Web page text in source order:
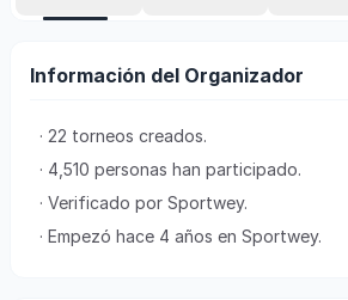
Información del Organizador
· 22 torneos creados.
· 4,510 personas han participado.
· Verificado por Sportwey.
· Empezó hace 4 años en Sportwey.